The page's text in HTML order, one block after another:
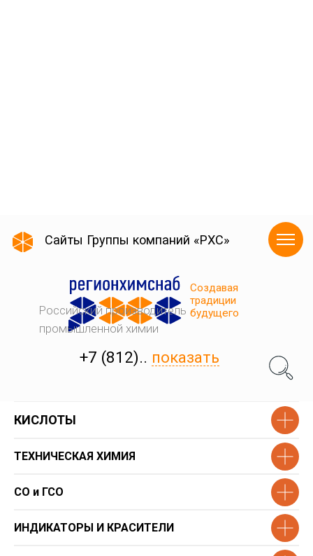
КИСЛОТЫ
ТЕХНИЧЕСКАЯ ХИМИЯ
СО и ГСО
ИНДИКАТОРЫ И КРАСИТЕЛИ